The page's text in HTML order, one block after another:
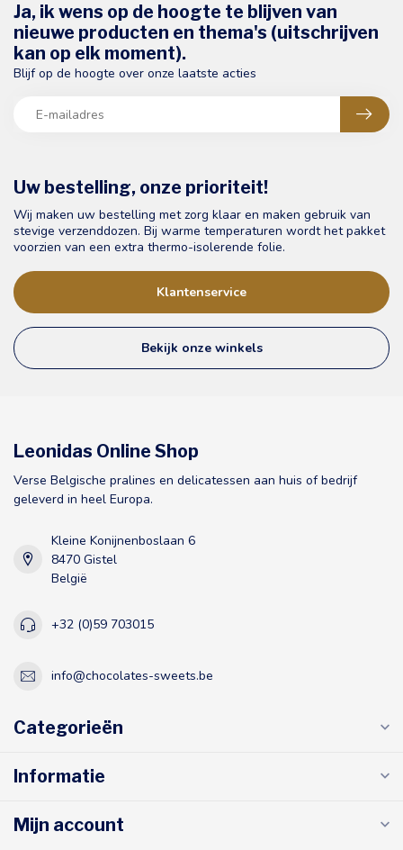
Uw bestelling, onze prioriteit!
Wij maken uw bestelling met zorg klaar en maken gebruik van
stevige verzenddozen. Bij warme temperaturen wordt het pakket
voorzien van een extra thermo-isolerende folie.
Klantenservice
Bekijk onze winkels
Ja, ik wens op de hoogte te blijven van
nieuwe producten en thema's (uitschrijven
kan op elk moment).
Blijf op de hoogte over onze laatste acties
Leonidas Online Shop
Verse Belgische pralines en delicatessen aan huis of bedrijf
geleverd in heel Europa.
Kleine Konijnenboslaan 6
8470 Gistel
België
+32 (0)59 703015
info@chocolates-sweets.be
Categorieën
Informatie
Mijn account